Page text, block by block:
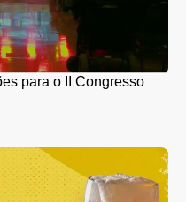
para o II Congresso